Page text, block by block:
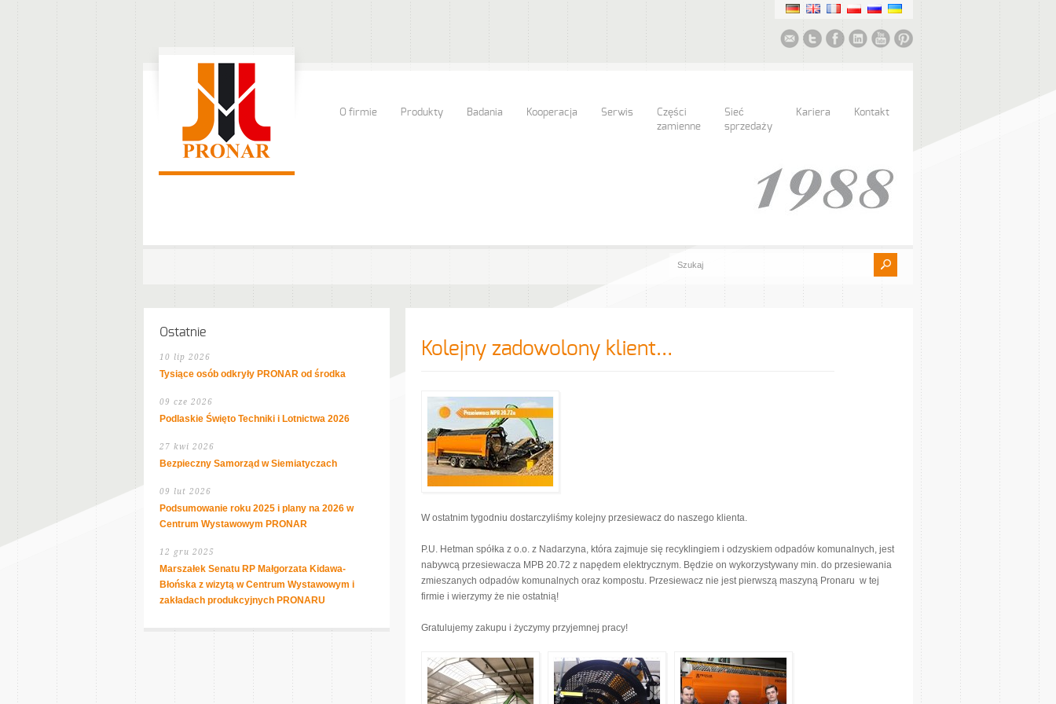
O firmie Produkty Badania Kooperacja Serwis
Części
zamienne
Sieć
sprzedaży
Kariera Kontakt
Kolejny zadowolony klient…
W ostatnim tygodniu dostarczyliśmy kolejny przesiewacz do naszego klienta.
P.U. Hetman spółka z o.o. z Nadarzyna, która zajmuje się recyklingiem i odzyskiem odpadów komunalnych, jest
nabywcą przesiewacza MPB 20.72 z napędem elektrycznym. Będzie on wykorzystywany min. do przesiewania
zmieszanych odpadów komunalnych oraz kompostu. Przesiewacz nie jest pierwszą maszyną Pronaru w tej
firmie i wierzymy że nie ostatnią!
Gratulujemy zakupu i życzymy przyjemnej pracy!
Ostatnie
10 lip 2026
Tysiące osób odkryły PRONAR od środka
09 cze 2026
Podlaskie Święto Techniki i Lotnictwa 2026
27 kwi 2026
Bezpieczny Samorząd w Siemiatyczach
09 lut 2026
Podsumowanie roku 2025 i plany na 2026 w
Centrum Wystawowym PRONAR
12 gru 2025
Marszałek Senatu RP Małgorzata Kidawa-
Błońska z wizytą w Centrum Wystawowym i
zakładach produkcyjnych PRONARU